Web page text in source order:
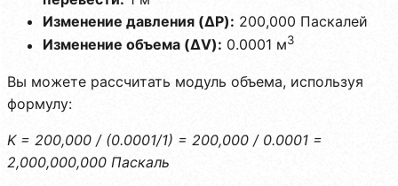
Изменение давления (ΔP): 200,000 Паскалей
Изменение объема (ΔV): 0.0001 м3
Вы можете рассчитать модуль объема, используя
формулу:
K = 200,000 / (0.0001/1) = 200,000 / 0.0001 =
2,000,000,000 Паскаль